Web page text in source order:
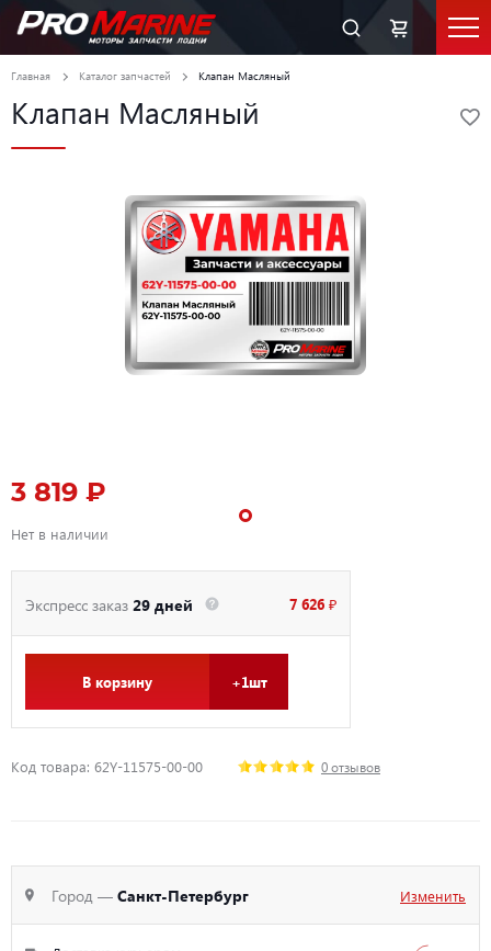
Главная Каталог запчастей Клапан Масляный
Клапан Масляный
3 819 ₽
Нет в наличии
Экспресс заказ 29 дней 7 626 ₽
В корзину +1шт
Код товара: 62Y-11575-00-00 0 отзывов
Город — Санкт-Петербург Изменить